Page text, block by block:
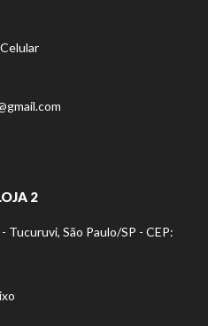
2
Tucuruvi, São Paulo/SP - CEP: